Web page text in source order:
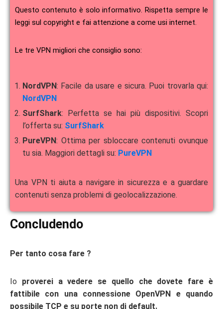
Questo contenuto è solo informativo. Rispetta sempre le
leggi sul copyright e fai attenzione a come usi internet.
Le tre VPN migliori che consiglio sono:
NordVPN: Facile da usare e sicura. Puoi trovarla qui:
NordVPN
SurfShark: Perfetta se hai più dispositivi. Scopri
l’offerta su: SurfShark
PureVPN: Ottima per sbloccare contenuti ovunque
tu sia. Maggiori dettagli su: PureVPN
Una VPN ti aiuta a navigare in sicurezza e a guardare
contenuti senza problemi di geolocalizzazione.
Concludendo
Per tanto cosa fare ?
Io proverei a vedere se quello che dovete fare è
fattibile con una connessione OpenVPN e quando
possibile TCP e su porte non di default.